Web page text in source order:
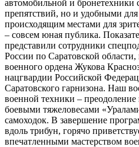
автомобильной и бронетехники
препятствий, но и удобными
происходящим местами для
– совсем юная публика.
представили сотрудники
России по Саратовской
военного ордена Жукова
нацгвардии Российской
Саратовского гарнизона. Наш
военной техники –
боевыми тяжеловесами
самоходок. В завершение
вдоль трибун, горячо
впечатленными мастерством